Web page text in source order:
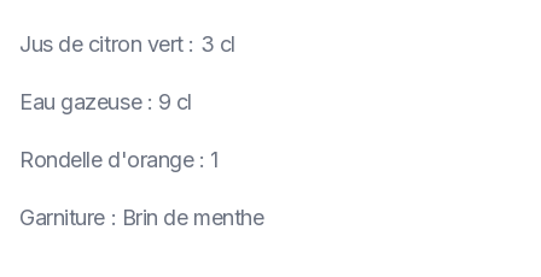
Jus de citron vert : 3 cl
Eau gazeuse : 9 cl
Rondelle d'orange : 1
Garniture : Brin de menthe